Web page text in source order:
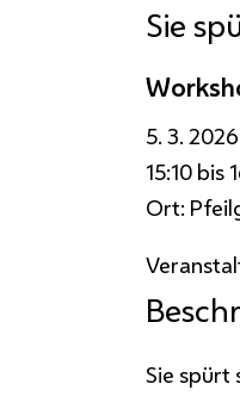
Sie
5. 3. 2026
15:10 bis
Ort:
Sie spürt